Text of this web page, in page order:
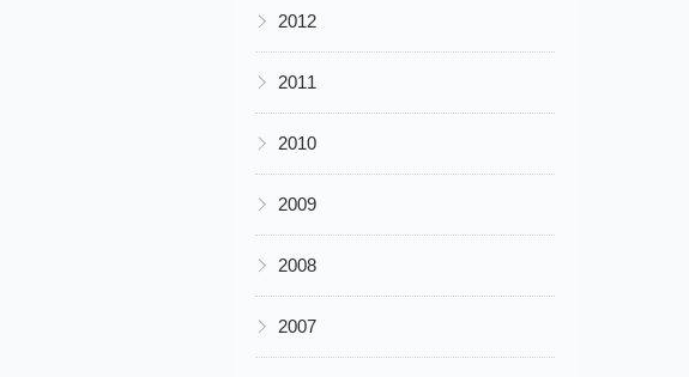
▶ 2012
▶ 2011
▶ 2010
▶ 2009
▶ 2008
▶ 2007